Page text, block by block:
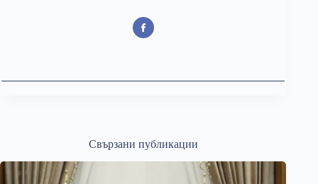
Свързани публикации